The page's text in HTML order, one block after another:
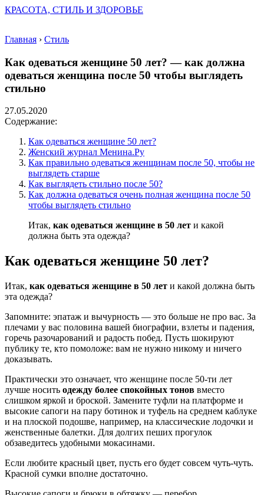
КРАСОТА, СТИЛЬ И ЗДОРОВЬЕ
Главная › Стиль
Как одеваться женщине 50 лет? — как должна
одеваться женщина после 50 чтобы выглядеть
стильно
27.05.2020
Содержание:
Как одеваться женщине 50 лет?
Женский журнал Менина.Ру
Как правильно одеваться женщинам после 50, чтобы не
выглядеть старше
Как выглядеть стильно после 50?
Как должна одеваться очень полная женщина после 50
чтобы выглядеть стильно
Итак, как одеваться женщине в 50 лет и какой
должна быть эта одежда?
Как одеваться женщине 50 лет?
Итак, как одеваться женщине в 50 лет и какой должна быть
эта одежда?
Запомните: эпатаж и вычурность — это больше не про вас. За
плечами у вас половина вашей биографии, взлеты и падения,
горечь разочарований и радость побед. Пусть шокируют
публику те, кто помоложе: вам не нужно никому и ничего
доказывать.
Практически это означает, что женщине после 50-ти лет
лучше носить одежду более спокойных тонов вместо
слишком яркой и броской. Замените туфли на платформе и
высокие сапоги на пару ботинок и туфель на среднем каблуке
и на плоской подошве, например, на классические лодочки и
женственные балетки. Для долгих пеших прогулок
обзаведитесь удобными мокасинами.
Если любите красный цвет, пусть его будет совсем чуть-чуть.
Красной сумки вполне достаточно.